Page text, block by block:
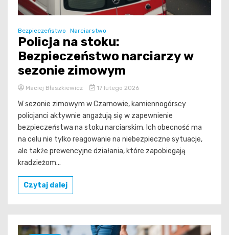
Bezpieczeństwo Narciarstwo
Policja na stoku:
Bezpieczeństwo narciarzy w
sezonie zimowym
Maciej Błaszkiewicz 17 lutego 2026
W sezonie zimowym w Czarnowie, kamiennogórscy
policjanci aktywnie angażują się w zapewnienie
bezpieczeństwa na stoku narciarskim. Ich obecność ma
na celu nie tylko reagowanie na niebezpieczne sytuacje,
ale także prewencyjne działania, które zapobiegają
kradzieżom...
Czytaj dalej